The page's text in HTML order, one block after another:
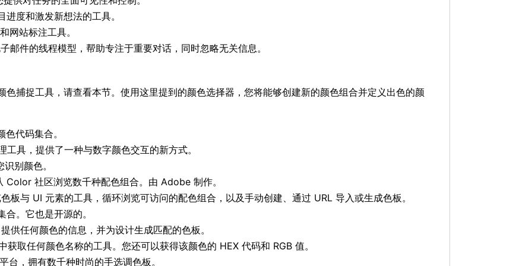
度和激发新想法的工具。
网站标注工具。
件的线程模型，帮助专注于重要对话，同时忽略无关信息。
色捕捉工具，请查看本节。使用这里提到的颜色选择器，您将能够创建新的颜色组合并定义出色的颜
代码集合。
具，提供了一种与数字颜色交互的新方式。
别颜色。
社区浏览数千种配色组合。由 Adobe 制作。
板与 UI 元素的工具，循环浏览可访问的配色组合，以及手动创建、通过 URL 导入或生成色板。
。它也是开源的。
供任何颜色的信息，并为设计生成匹配的色板。
取任何颜色名称的工具。您还可以获得该颜色的 HEX 代码和 RGB 值。
，拥有数千种时尚的手选调色板。